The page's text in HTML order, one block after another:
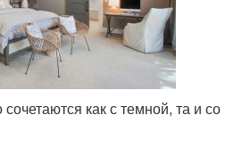
как с темной, та и со